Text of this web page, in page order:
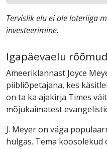
Tervislik elu ei ole loteriiga
investeerimine.
Igapäevaelu
Ameeriklannast Joyce
piibliõpetajana, kes
on ta ka ajakirja Times
mõjukaimatest
J. Meyer on väga
hulgas. Tema koosolekud